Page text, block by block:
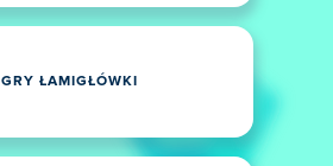
GRY ŁAMIGŁÓWKI